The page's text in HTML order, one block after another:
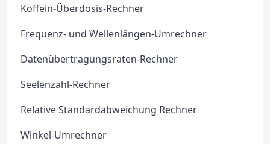
Koffein-Überdosis-Rechner
Frequenz- und Wellenlängen-Umrechner
Datenübertragungsraten-Rechner
Seelenzahl-Rechner
Relative Standardabweichung Rechner
Winkel-Umrechner